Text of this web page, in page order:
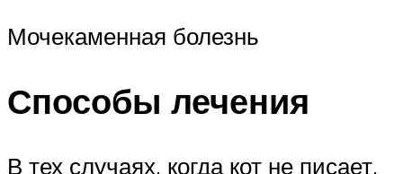
Мочекаменная болезнь
Способы лечения
В тех случаях, когда кот не писает,